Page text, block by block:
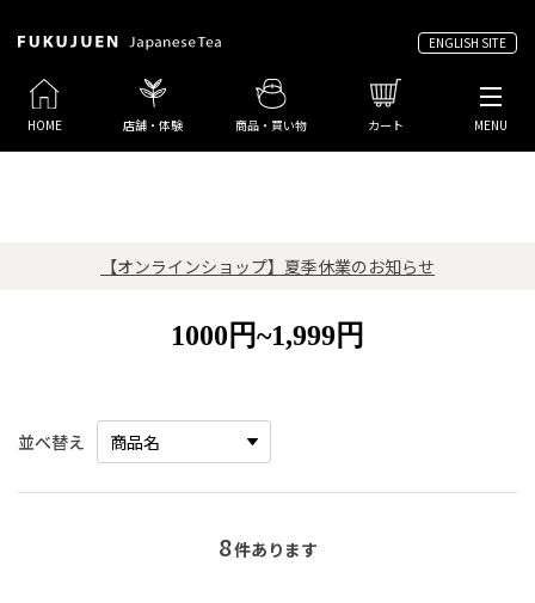
ENGLISH SITE
HOME 店舗・体験 商品・買い物 カート MENU
【オンラインショップ】夏季休業のお知らせ
1000円~1,999円
並べ替え
8件あります